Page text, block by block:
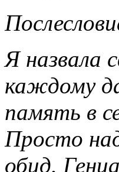
Я назвала
каждому
память в
Просто
обид.